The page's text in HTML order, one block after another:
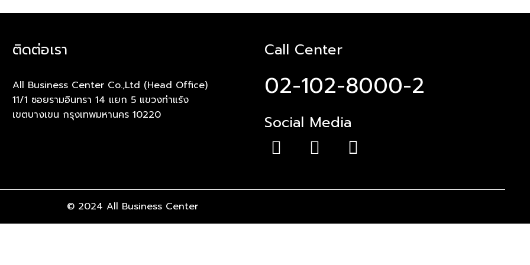
ติดต่อเรา
All Business Center Co.,Ltd (Head Office)
11/1 ซอยรามอินทรา 14 แยก 5 แขวงท่าแร้ง
เขตบางเขน กรุงเทพมหานคร 10220
Call Center
02-102-8000-2
Social Media
© 2024 All Business Center